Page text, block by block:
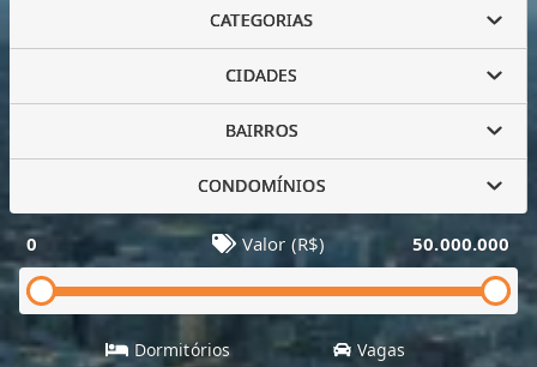
CATEGORIAS
CIDADES
BAIRROS
CONDOMÍNIOS
0 Valor (R$) 50.000.000
Dormitórios Vagas